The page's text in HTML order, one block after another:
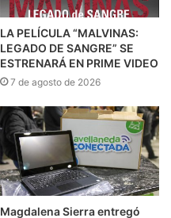
LA PELÍCULA “MALVINAS:
LEGADO DE SANGRE” SE
ESTRENARÁ EN PRIME VIDEO
7 de agosto de 2026
Magdalena Sierra entregó